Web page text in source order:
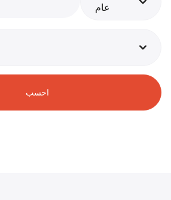
عام
احسب